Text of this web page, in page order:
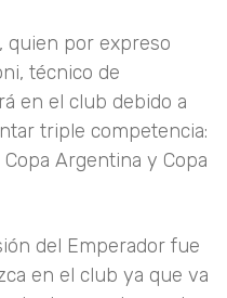
quien por expreso
técnico de
en el club debido a
triple competencia:
Argentina y Copa
del Emperador fue
en el club ya que va